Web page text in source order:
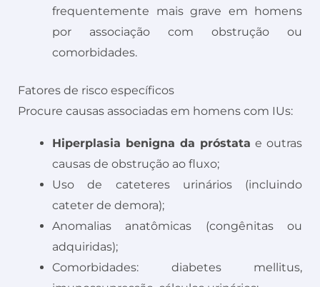
frequentemente mais grave em homens
por associação com obstrução ou
comorbidades.
Fatores de risco específicos
Procure causas associadas em homens com IUs:
Hiperplasia benigna da próstata e outras
causas de obstrução ao fluxo;
Uso de cateteres urinários (incluindo
cateter de demora);
Anomalias anatômicas (congênitas ou
adquiridas);
Comorbidades: diabetes mellitus,